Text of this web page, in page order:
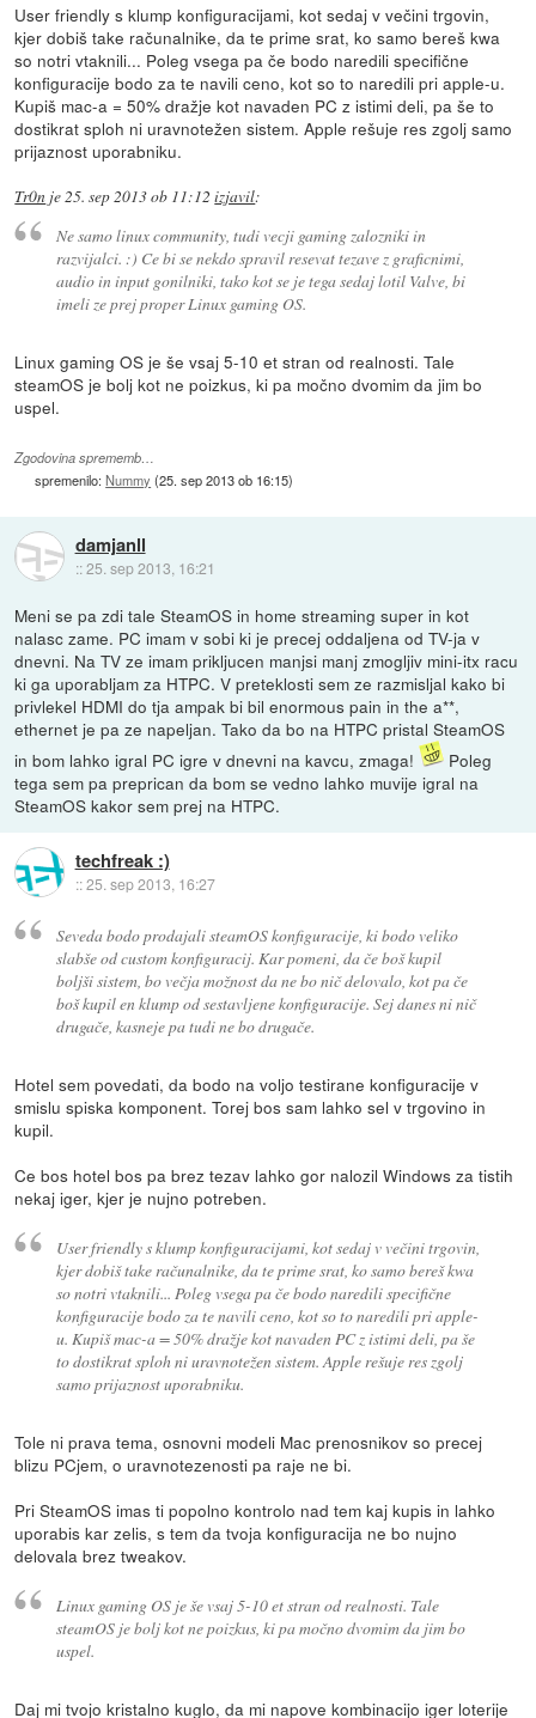
User friendly s klump konfiguracijami, kot sedaj v večini trgovin,
kjer dobiš take računalnike, da te prime srat, ko samo bereš kwa
so notri vtaknili... Poleg vsega pa če bodo naredili specifične
konfiguracije bodo za te navili ceno, kot so to naredili pri apple-u.
Kupiš mac-a = 50% dražje kot navaden PC z istimi deli, pa še to
dostikrat sploh ni uravnotežen sistem. Apple rešuje res zgolj samo
prijaznost uporabniku.
Tr0n je25. sep 2013 ob 11:12 izjavil:
Ne samo linux community, tudi vecji gaming zalozniki in
razvijalci. :) Ce bi se nekdo spravil resevat tezave z graficnimi,
audio in input gonilniki, tako kot se je tega sedaj lotil Valve, bi
imeli ze prej proper Linux gaming OS.
Linux gaming OS je še vsaj 5-10 et stran od realnosti. Tale
steamOS je bolj kot ne poizkus, ki pa močno dvomim da jim bo
uspel.
Zgodovina sprememb…
spremenilo:Nummy (25. sep 2013 ob 16:15)
damjanll
::25. sep 2013, 16:21
Meni se pa zdi tale SteamOS in home streaming super in kot
nalasc zame. PC imam v sobi ki je precej oddaljena od TV-ja v
dnevni. Na TV ze imam prikljucen manjsi manj zmogljiv mini-itx racu
ki ga uporabljam za HTPC. V preteklosti sem ze razmisljal kako bi
privlekel HDMI do tja ampak bi bil enormous pain in the a**,
ethernet je pa ze napeljan. Tako da bo na HTPC pristal SteamOS
in bom lahko igral PC igre v dnevni na kavcu, zmaga!
Poleg
tega sem pa preprican da bom se vedno lahko muvije igral na
SteamOS kakor sem prej na HTPC.
techfreak :)
::25. sep 2013, 16:27
Seveda bodo prodajali steamOS konfiguracije, ki bodo veliko
slabše od custom konfiguracij. Kar pomeni, da če boš kupil
boljši sistem, bo večja možnost da ne bo nič delovalo, kot pa če
boš kupil en klump od sestavljene konfiguracije. Sej danes ni nič
drugače, kasneje pa tudi ne bo drugače.
Hotel sem povedati, da bodo na voljo testirane konfiguracije v
smislu spiska komponent. Torej bos sam lahko sel v trgovino in
kupil.
Ce bos hotel bos pa brez tezav lahko gor nalozil Windows za tistih
nekaj iger, kjer je nujno potreben.
User friendly s klump konfiguracijami, kot sedaj v večini trgovin,
kjer dobiš take računalnike, da te prime srat, ko samo bereš kwa
so notri vtaknili... Poleg vsega pa če bodo naredili specifične
konfiguracije bodo za te navili ceno, kot so to naredili pri apple-
u. Kupiš mac-a = 50% dražje kot navaden PC z istimi deli, pa še
to dostikrat sploh ni uravnotežen sistem. Apple rešuje res zgolj
samo prijaznost uporabniku.
Tole ni prava tema, osnovni modeli Mac prenosnikov so precej
blizu PCjem, o uravnotezenosti pa raje ne bi.
Pri SteamOS imas ti popolno kontrolo nad tem kaj kupis in lahko
uporabis kar zelis, s tem da tvoja konfiguracija ne bo nujno
delovala brez tweakov.
Linux gaming OS je še vsaj 5-10 et stran od realnosti. Tale
steamOS je bolj kot ne poizkus, ki pa močno dvomim da jim bo
uspel.
Daj mi tvojo kristalno kuglo, da mi napove kombinacijo iger loterije